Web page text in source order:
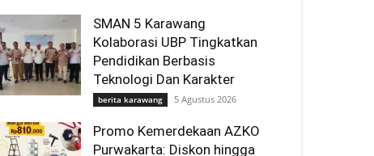
SMAN 5 Karawang
Kolaborasi UBP Tingkatkan
Pendidikan Berbasis
Teknologi Dan Karakter
berita karawang 5 Agustus 2026
Promo Kemerdekaan AZKO
Purwakarta: Diskon hingga